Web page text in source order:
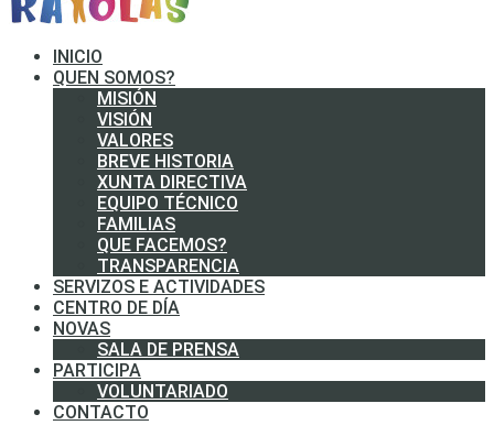
INICIO
QUEN SOMOS?
MISIÓN
VISIÓN
VALORES
BREVE HISTORIA
XUNTA DIRECTIVA
EQUIPO TÉCNICO
FAMILIAS
QUE FACEMOS?
TRANSPARENCIA
SERVIZOS E ACTIVIDADES
CENTRO DE DÍA
NOVAS
SALA DE PRENSA
PARTICIPA
VOLUNTARIADO
CONTACTO